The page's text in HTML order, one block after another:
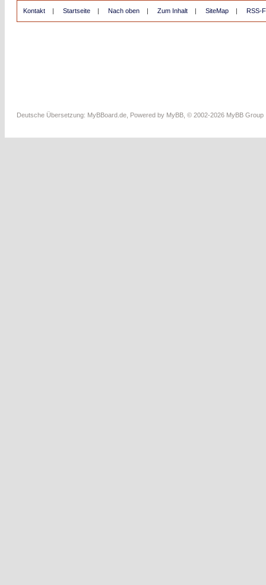
Kontakt | Startseite | Nach oben | Zum Inhalt | SiteMap | RSS-
Deutsche Übersetzung: MyBBoard.de , Powered by MyBB , © 2002-2026 MyBB Group